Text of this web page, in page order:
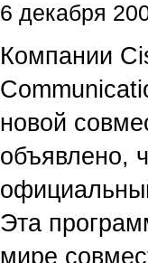
6 декабря
Компании
новой
объявлено,
Эта
мире